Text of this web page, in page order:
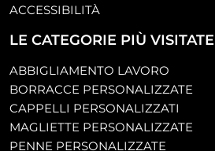
ACCESSIBILITÀ
LE CATEGORIE PIÙ VISITATE
ABBIGLIAMENTO LAVORO
BORRACCE PERSONALIZZATE
CAPPELLI PERSONALIZZATI
MAGLIETTE PERSONALIZZATE
PENNE PERSONALIZZATE